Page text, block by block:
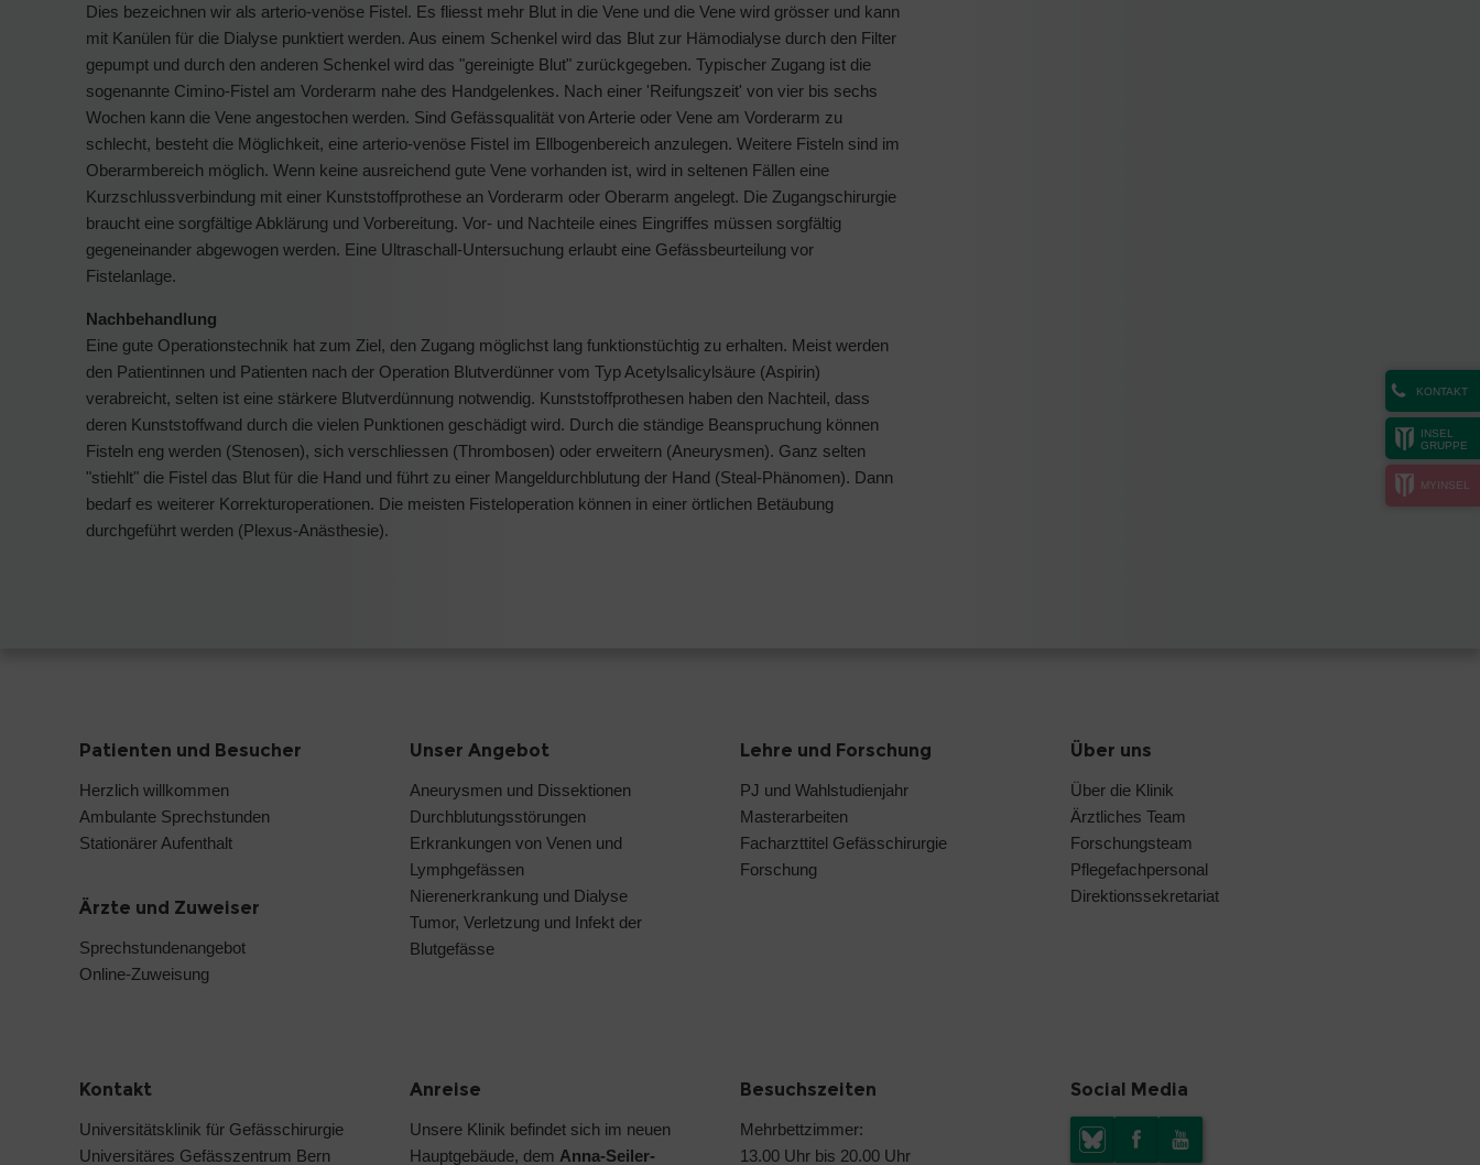
KONTAKT
INSEL
GRUPPE
MYINSEL
Dies bezeichnen wir als arterio-venöse Fistel. Es fliesst mehr Blut in die Vene und die Vene wird grösser und kann
mit Kanülen für die Dialyse punktiert werden. Aus einem Schenkel wird das Blut zur Hämodialyse durch den Filter
gepumpt und durch den anderen Schenkel wird das "gereinigte Blut" zurückgegeben. Typischer Zugang ist die
sogenannte Cimino-Fistel am Vorderarm nahe des Handgelenkes. Nach einer 'Reifungszeit' von vier bis sechs
Wochen kann die Vene angestochen werden. Sind Gefässqualität von Arterie oder Vene am Vorderarm zu
schlecht, besteht die Möglichkeit, eine arterio-venöse Fistel im Ellbogenbereich anzulegen. Weitere Fisteln sind im
Oberarmbereich möglich. Wenn keine ausreichend gute Vene vorhanden ist, wird in seltenen Fällen eine
Kurzschlussverbindung mit einer Kunststoffprothese an Vorderarm oder Oberarm angelegt. Die Zugangschirurgie
braucht eine sorgfältige Abklärung und Vorbereitung. Vor- und Nachteile eines Eingriffes müssen sorgfältig
gegeneinander abgewogen werden. Eine Ultraschall-Untersuchung erlaubt eine Gefässbeurteilung vor
Fistelanlage.
Nachbehandlung
Eine gute Operationstechnik hat zum Ziel, den Zugang möglichst lang funktionstüchtig zu erhalten. Meist werden
den Patientinnen und Patienten nach der Operation Blutverdünner vom Typ Acetylsalicylsäure (Aspirin)
verabreicht, selten ist eine stärkere Blutverdünnung notwendig. Kunststoffprothesen haben den Nachteil, dass
deren Kunststoffwand durch die vielen Punktionen geschädigt wird. Durch die ständige Beanspruchung können
Fisteln eng werden (Stenosen), sich verschliessen (Thrombosen) oder erweitern (Aneurysmen). Ganz selten
"stiehlt" die Fistel das Blut für die Hand und führt zu einer Mangeldurchblutung der Hand (Steal-Phänomen). Dann
bedarf es weiterer Korrekturoperationen. Die meisten Fisteloperation können in einer örtlichen Betäubung
durchgeführt werden (Plexus-Anästhesie).
Patienten und Besucher
Herzlich willkommen
Ambulante Sprechstunden
Stationärer Aufenthalt
Ärzte und Zuweiser
Sprechstundenangebot
Online-Zuweisung
Unser Angebot
Aneurysmen und Dissektionen
Durchblutungsstörungen
Erkrankungen von Venen und
Lymphgefässen
Nierenerkrankung und Dialyse
Tumor, Verletzung und Infekt der
Blutgefässe
Lehre und Forschung
PJ und Wahlstudienjahr
Masterarbeiten
Facharzttitel Gefässchirurgie
Forschung
Über uns
Über die Klinik
Ärztliches Team
Forschungsteam
Pflegefachpersonal
Direktionssekretariat
Kontakt
Universitätsklinik für Gefässchirurgie
Universitäres Gefässzentrum Bern
Anreise
Unsere Klinik befindet sich im neuen
Hauptgebäude, dem Anna-Seiler-
Besuchszeiten
Mehrbettzimmer:
13.00 Uhr bis 20.00 Uhr
Social Media